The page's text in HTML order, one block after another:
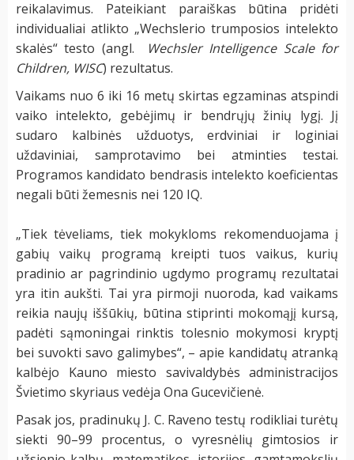
reikalavimus. Pateikiant paraiškas būtina pridėti
individualiai atlikto „Wechslerio trumposios intelekto
skalės“ testo (angl.
Wechsler Intelligence Scale for
Children, WISC) rezultatus.
Vaikams nuo 6 iki 16 metų skirtas egzaminas atspindi
vaiko intelekto, gebėjimų ir bendrųjų žinių lygį. Jį
sudaro kalbinės užduotys, erdviniai ir loginiai
uždaviniai, samprotavimo bei atminties testai.
Programos kandidato bendrasis intelekto koeficientas
negali būti žemesnis nei 120 IQ.
„Tiek tėveliams, tiek mokykloms rekomenduojama į
gabių vaikų programą kreipti tuos vaikus, kurių
pradinio ar pagrindinio ugdymo programų rezultatai
yra itin aukšti. Tai yra pirmoji nuoroda, kad vaikams
reikia naujų iššūkių, būtina stiprinti mokomąjį kursą,
padėti sąmoningai rinktis tolesnio mokymosi kryptį
bei suvokti savo galimybes“, – apie kandidatų atranką
kalbėjo Kauno miesto savivaldybės administracijos
Švietimo skyriaus vedėja Ona Gucevičienė.
Pasak jos, pradinukų J. C. Raveno testų rodikliai turėtų
siekti 90–99 procentus, o vyresnėlių gimtosios ir